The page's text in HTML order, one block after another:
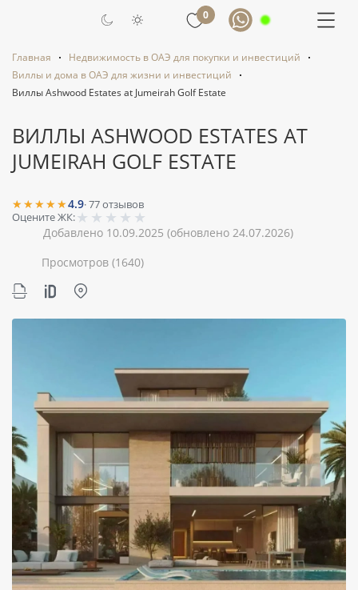
0
Главная
Недвижимость в ОАЭ для покупки и инвестиций
Виллы и дома в ОАЭ для жизни и инвестиций
Виллы Ashwood Estates at Jumeirah Golf Estate
ВИЛЛЫ ASHWOOD ESTATES AT
JUMEIRAH GOLF ESTATE
★★★★★4.9·77отзывов
Оцените ЖК:★ ★ ★ ★ ★
Добавлено 10.09.2025 (обновлено 24.07.2026)
Просмотров (1640)